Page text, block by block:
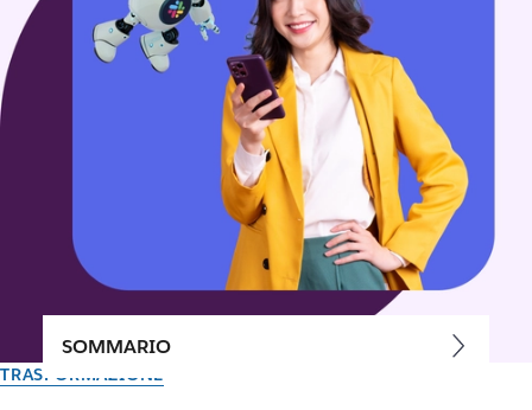
TRASFORMAZIONE
SOMMARIO